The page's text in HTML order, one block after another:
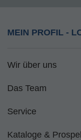
MEIN PROFIL -
Wir über uns
Das Team
Service
Kataloge &